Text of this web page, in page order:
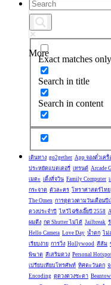
More
Exact matches only
Search in title
Search in content
เดินทาง go2gether App จองตั๋วเครื่
ประหยัดแบตเตอรี่ เทรนด์ Arcade
เมดะ เติ้งลี่จวิน Family Computer
กระจาด ตัวละคร โหราศาสตร์ไทย
The Omen การดูดวงตามวันเดือนปี
ดวงประจำปี ไหว้ไฉ่ซิงเอี๊ยปี 2558
ผมตึง กด Shutter ไม่ได้ Jailbreak
Hello Camera Love Day น้ำตก ไม่
เรียบง่าย การวิ่ง Hollywood สีส้ม
พิฆาต สีเสริมดวง Personal
เปรียบเทียบโทรศัพท์ ทิศตะวันตก
Encoding ดูดวงดวงชะตา